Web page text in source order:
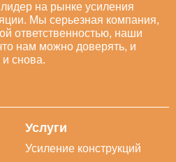
на рынке усиления
Мы серьезная компания,
ответственностью, наши
нам можно доверять, и
снова.
Услуги
Усиление конструкций